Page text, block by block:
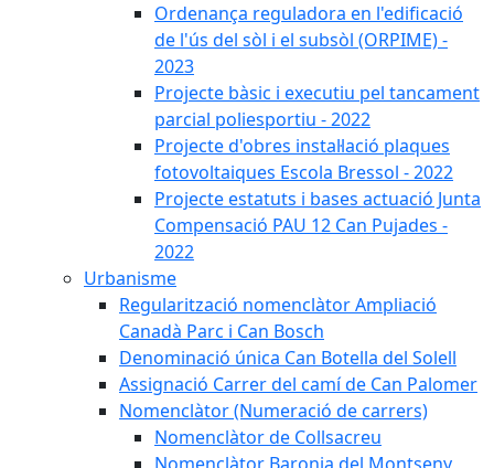
Ordenança reguladora en l'edificació
de l'ús del sòl i el subsòl (ORPIME) -
2023
Projecte bàsic i executiu pel tancament
parcial poliesportiu - 2022
Projecte d'obres instal·lació plaques
fotovoltaiques Escola Bressol - 2022
Projecte estatuts i bases actuació Junta
Compensació PAU 12 Can Pujades -
2022
Urbanisme
Regularització nomenclàtor Ampliació
Canadà Parc i Can Bosch
Denominació única Can Botella del Solell
Assignació Carrer del camí de Can Palomer
Nomenclàtor (Numeració de carrers)
Nomenclàtor de Collsacreu